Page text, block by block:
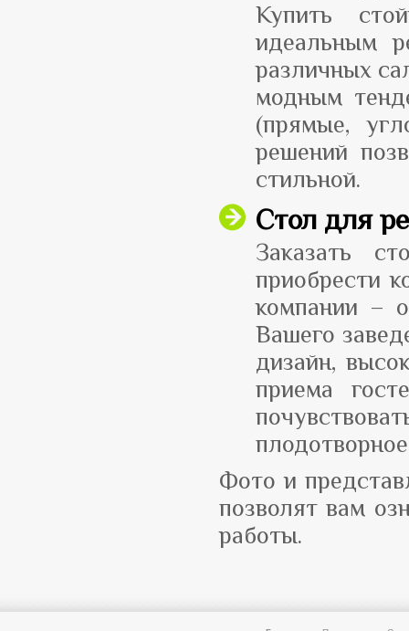
Купить
идеальным
различных
модным
(прямые,
решений
стильной.
Стол для
Заказать
приобрести
компании –
Вашего
дизайн,
приема
Фото и
позволят вам
работы.